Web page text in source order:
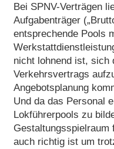
Bei SPNV-Verträgen
Aufgabenträger
entsprechende Pools
nicht lohnend ist, sich
Verkehrsvertrags
Angebotsplanung
Und da das Personal
Lokführerpools zu
Gestaltungsspielraum
auch richtig ist um